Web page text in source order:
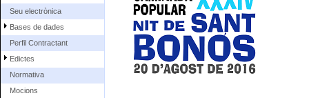
Seu electrònica
Bases de dades
Perfil Contractant
Edictes
Normativa
Mocions